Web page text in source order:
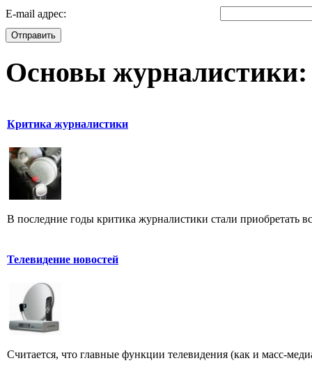
E-mail адрес:
Отправить
Основы журналистики:
Критика журналистики
В последние годы критика журналистики стали приобретать
Телевидение новостей
Считается, что главные функции телевидения (как и масс-